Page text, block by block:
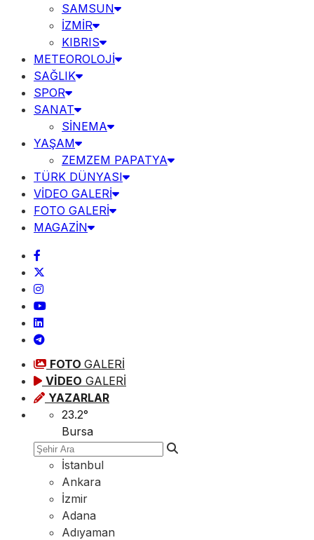
SAMSUN
İZMİR
KIBRIS
METEOROLOJİ
SAĞLIK
SPOR
SANAT
SİNEMA
YAŞAM
ZEMZEM PAPATYA
TÜRK DÜNYASI
VİDEO GALERİ
FOTO GALERİ
MAGAZİN
FOTO GALERİ
VİDEO GALERİ
YAZARLAR
23.2°
Bursa
İstanbul
Ankara
İzmir
Adana
Adıyaman